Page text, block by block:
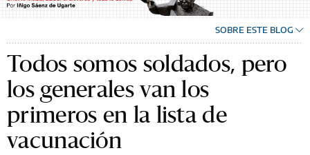
SOBRE ESTE BLOG
Todos somos soldados, pero
los generales van los
primeros en la lista de
vacunación